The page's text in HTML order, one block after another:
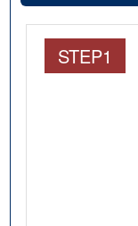
STEP1